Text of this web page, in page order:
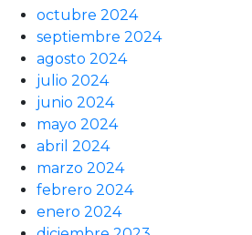
octubre 2024
septiembre 2024
agosto 2024
julio 2024
junio 2024
mayo 2024
abril 2024
marzo 2024
febrero 2024
enero 2024